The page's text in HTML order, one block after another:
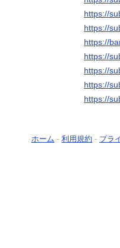
https://
https://
https://
https://
https://
https://
https://
ホーム - 利用規約 - プラ